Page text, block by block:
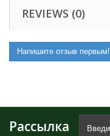
REVIEWS (0)
Напишите отзыв первым!
Рассылка